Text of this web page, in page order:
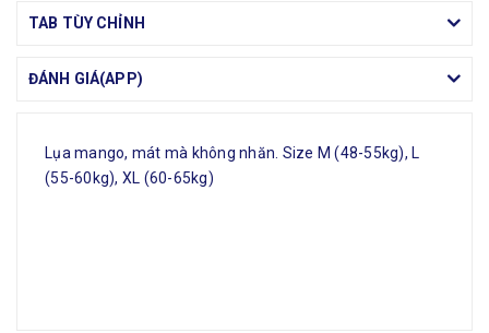
TAB TÙY CHỈNH
ĐÁNH GIÁ(APP)
Lụa mango, mát mà không nhăn. Size M (48-55kg), L
(55-60kg), XL (60-65kg)